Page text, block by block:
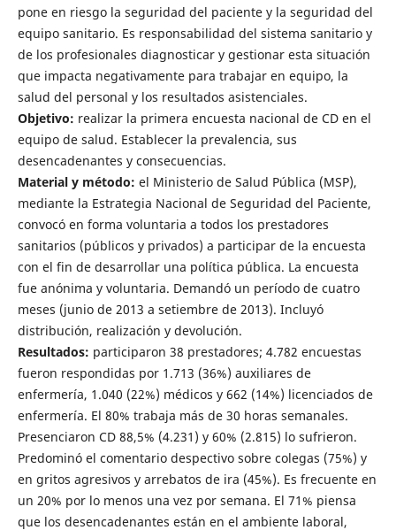
pone en riesgo la seguridad del paciente y la seguridad del
equipo sanitario. Es responsabilidad del sistema sanitario y
de los profesionales diagnosticar y gestionar esta situación
que impacta negativamente para trabajar en equipo, la
salud del personal y los resultados asistenciales.
Objetivo: realizar la primera encuesta nacional de CD en el
equipo de salud. Establecer la prevalencia, sus
desencadenantes y consecuencias.
Material y método: el Ministerio de Salud Pública (MSP),
mediante la Estrategia Nacional de Seguridad del Paciente,
convocó en forma voluntaria a todos los prestadores
sanitarios (públicos y privados) a participar de la encuesta
con el fin de desarrollar una política pública. La encuesta
fue anónima y voluntaria. Demandó un período de cuatro
meses (junio de 2013 a setiembre de 2013). Incluyó
distribución, realización y devolución.
Resultados: participaron 38 prestadores; 4.782 encuestas
fueron respondidas por 1.713 (36%) auxiliares de
enfermería, 1.040 (22%) médicos y 662 (14%) licenciados de
enfermería. El 80% trabaja más de 30 horas semanales.
Presenciaron CD 88,5% (4.231) y 60% (2.815) lo sufrieron.
Predominó el comentario despectivo sobre colegas (75%) y
en gritos agresivos y arrebatos de ira (45%). Es frecuente en
un 20% por lo menos una vez por semana. El 71% piensa
que los desencadenantes están en el ambiente laboral,